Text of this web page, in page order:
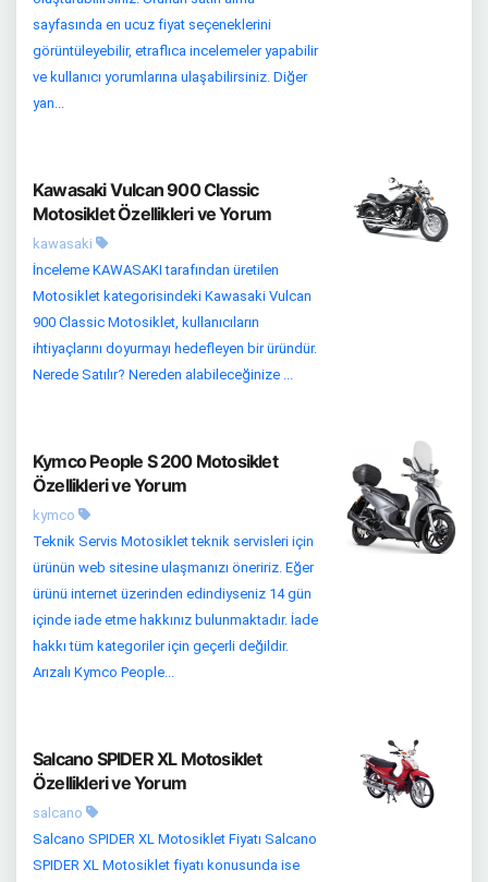
sayfasında en ucuz fiyat seçeneklerini
görüntüleyebilir, etraflıca incelemeler yapabilir
ve kullanıcı yorumlarına ulaşabilirsiniz. Diğer
yan...
Kawasaki Vulcan 900 Classic
Motosiklet Özellikleri ve Yorum
kawasaki
İnceleme KAWASAKI tarafından üretilen
Motosiklet kategorisindeki Kawasaki Vulcan
900 Classic Motosiklet, kullanıcıların
ihtiyaçlarını doyurmayı hedefleyen bir üründür.
Nerede Satılır? Nereden alabileceğinize ...
Kymco People S 200 Motosiklet
Özellikleri ve Yorum
kymco
Teknik Servis Motosiklet teknik servisleri için
ürünün web sitesine ulaşmanızı öneririz. Eğer
ürünü internet üzerinden edindiyseniz 14 gün
içinde iade etme hakkınız bulunmaktadır. İade
hakkı tüm kategoriler için geçerli değildir.
Arızalı Kymco People...
Salcano SPIDER XL Motosiklet
Özellikleri ve Yorum
salcano
Salcano SPIDER XL Motosiklet Fiyatı Salcano
SPIDER XL Motosiklet fiyatı konusunda ise